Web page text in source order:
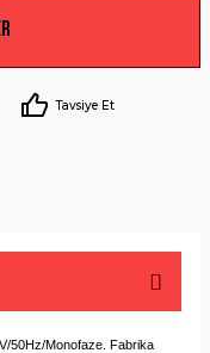
Tavsiye Et
50Hz/Monofaze. Fabrika